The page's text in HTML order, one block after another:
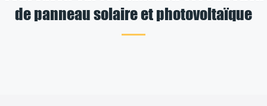
de panneau solaire et photovoltaïque